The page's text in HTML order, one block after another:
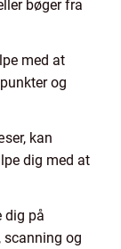
bøger fra
med at
og
kan
dig med at
dig på
og